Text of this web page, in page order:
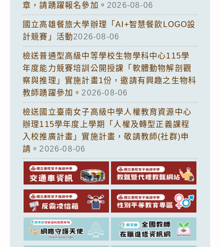
章，請踴躍報名參加。 2026-08-06
國立高雄餐旅大學辦理「AI+智慧餐飲LOGO設
計競賽」活動2026-08-06
檢送普通型高級中等學校生物學科中心115學
年度能力競賽培訓公開授課「軟體動物解剖觀
察與推理」實施計畫1份，邀請有興趣之生物科
教師踴躍參加。 2026-08-06
檢送國立臺南女子高級中學人權教育資源中心
辦理115學年度上學期「人權及轉型正義課程
入校推廣計畫」實施計畫，敬請教師(社群)申
請。 2026-08-06